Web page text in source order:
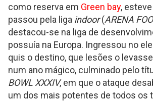
como reserva em Green bay,
passou pela liga indoor(ARENA
destacou-se na liga de
possuía na Europa. Ingressou no
quis o destino, que lesões o
num ano mágico, culminado pelo
BOWL XXXIV, em que o ataque
um dos mais potentes de todos os